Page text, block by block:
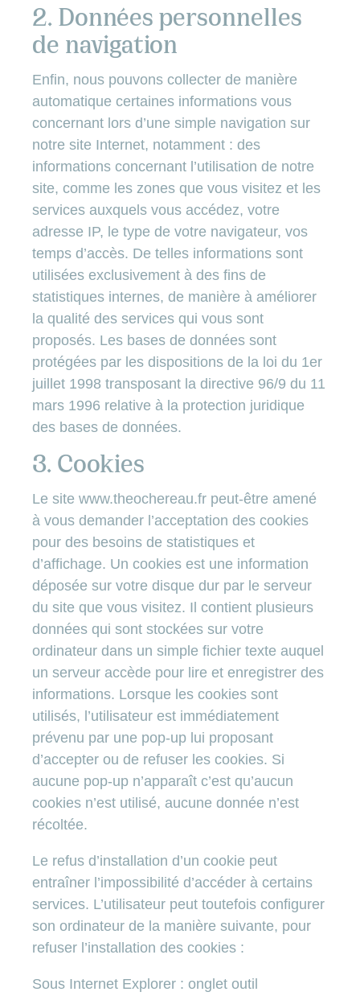
2. Données personnelles
de navigation
Enfin, nous pouvons collecter de manière
automatique certaines informations vous
concernant lors d’une simple navigation sur
notre site Internet, notamment : des
informations concernant l’utilisation de notre
site, comme les zones que vous visitez et les
services auxquels vous accédez, votre
adresse IP, le type de votre navigateur, vos
temps d’accès. De telles informations sont
utilisées exclusivement à des fins de
statistiques internes, de manière à améliorer
la qualité des services qui vous sont
proposés. Les bases de données sont
protégées par les dispositions de la loi du 1er
juillet 1998 transposant la directive 96/9 du 11
mars 1996 relative à la protection juridique
des bases de données.
3. Cookies
Le site www.theochereau.fr peut-être amené
à vous demander l’acceptation des cookies
pour des besoins de statistiques et
d’affichage. Un cookies est une information
déposée sur votre disque dur par le serveur
du site que vous visitez. Il contient plusieurs
données qui sont stockées sur votre
ordinateur dans un simple fichier texte auquel
un serveur accède pour lire et enregistrer des
informations. Lorsque les cookies sont
utilisés, l’utilisateur est immédiatement
prévenu par une pop-up lui proposant
d’accepter ou de refuser les cookies. Si
aucune pop-up n’apparaît c’est qu’aucun
cookies n’est utilisé, aucune donnée n’est
récoltée.
Le refus d’installation d’un cookie peut
entraîner l’impossibilité d’accéder à certains
services. L’utilisateur peut toutefois configurer
son ordinateur de la manière suivante, pour
refuser l’installation des cookies :
Sous Internet Explorer : onglet outil